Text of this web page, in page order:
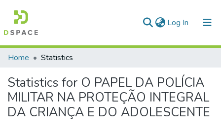
Log In (current)
Communities & Collections
All of DSpace
Home Statistics
Statistics for O PAPEL DA POLÍCIA
MILITAR NA PROTEÇÃO INTEGRAL
DA CRIANÇA E DO ADOLESCENTE